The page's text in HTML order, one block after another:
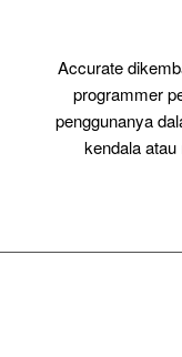
Accurate
programmer
penggunanya
kendala